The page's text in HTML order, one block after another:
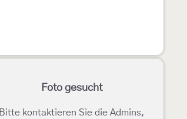
Foto gesucht
Bitte kontaktieren Sie die Admins,